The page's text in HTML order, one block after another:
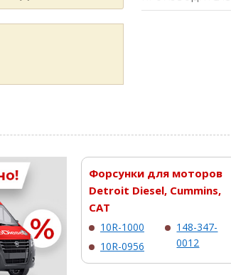
Форсунки для моторов
Detroit Diesel, Cummins,
CAT
10R-1000
10R-0956
148-347-
0012